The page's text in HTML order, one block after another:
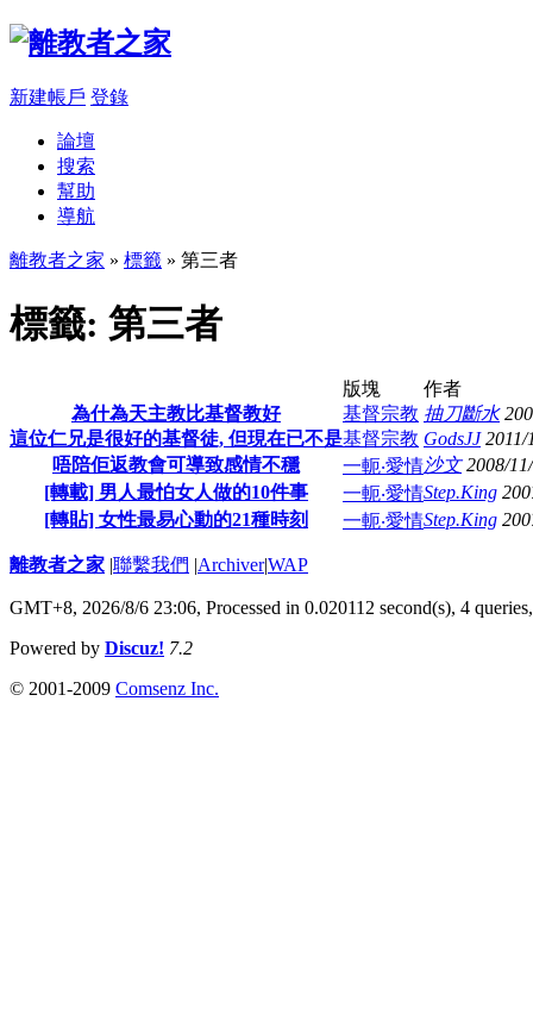
新建帳戶 登錄
論壇
搜索
幫助
導航
離教者之家 » 標籤 » 第三者
標籤: 第三者
版塊
作者
為什為天主教比基督教好
基督宗教 抽刀斷水
這位仁兄是很好的基督徒, 但現在已不是基督宗教 GodsJJ 2011/
唔陪佢返教會可導致感情不穩
一軛‧愛情沙文 2008/
[轉載] 男人最怕女人做的10件事
一軛‧愛情Step.King
[轉貼] 女性最易心動的21種時刻
一軛‧愛情Step.King
離教者之家 |聯繫我們 |Archiver|WAP
GMT+8, 2026/8/6 23:06, Processed in 0.020112 second(s), 4
Powered by Discuz! 7.2
© 2001-2009 Comsenz Inc.